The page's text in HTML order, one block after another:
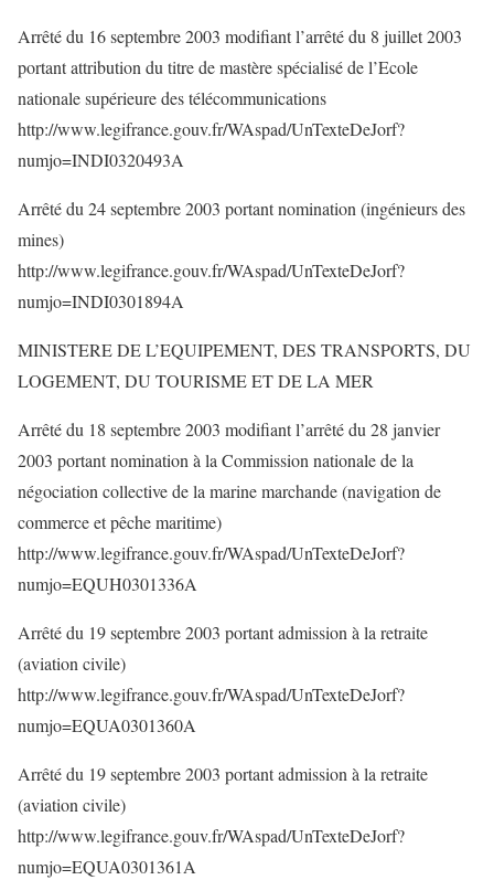
Arrêté du 16 septembre 2003 modifiant l’arrêté du 8 juillet 2003
portant attribution du titre de mastère spécialisé de l’Ecole
nationale supérieure des télécommunications
http://www.legifrance.gouv.fr/WAspad/UnTexteDeJorf?
numjo=INDI0320493A
Arrêté du 24 septembre 2003 portant nomination (ingénieurs des
mines)
http://www.legifrance.gouv.fr/WAspad/UnTexteDeJorf?
numjo=INDI0301894A
MINISTERE DE L’EQUIPEMENT, DES TRANSPORTS, DU
LOGEMENT, DU TOURISME ET DE LA MER
Arrêté du 18 septembre 2003 modifiant l’arrêté du 28 janvier
2003 portant nomination à la Commission nationale de la
négociation collective de la marine marchande (navigation de
commerce et pêche maritime)
http://www.legifrance.gouv.fr/WAspad/UnTexteDeJorf?
numjo=EQUH0301336A
Arrêté du 19 septembre 2003 portant admission à la retraite
(aviation civile)
http://www.legifrance.gouv.fr/WAspad/UnTexteDeJorf?
numjo=EQUA0301360A
Arrêté du 19 septembre 2003 portant admission à la retraite
(aviation civile)
http://www.legifrance.gouv.fr/WAspad/UnTexteDeJorf?
numjo=EQUA0301361A